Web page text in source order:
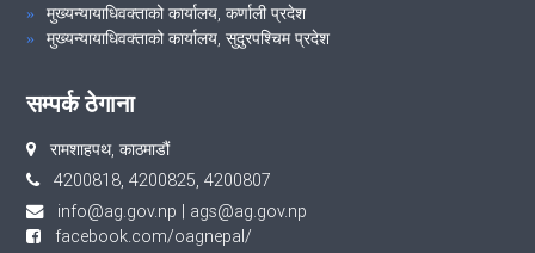
मुख्यन्यायाधिवक्ताको कार्यालय, कर्णाली प्रदेश
मुख्यन्यायाधिवक्ताको कार्यालय, सुदुरपश्चिम प्रदेश
सम्पर्क ठेगाना
रामशाहपथ, काठमाडौं
4200818, 4200825, 4200807
info@ag.gov.np | ags@ag.gov.np
facebook.com/oagnepal/